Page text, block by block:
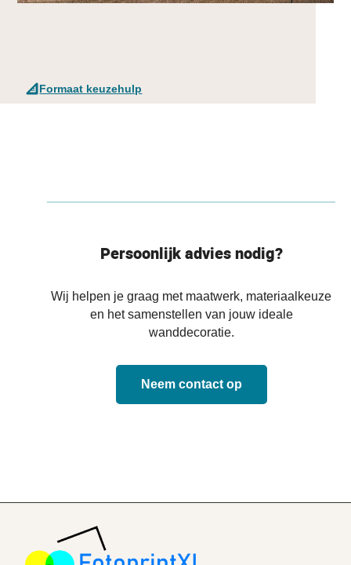
Formaat keuzehulp
Persoonlijk advies nodig?
Wij helpen je graag met maatwerk, materiaalkeuze
en het samenstellen van jouw ideale
wanddecoratie.
Neem contact op